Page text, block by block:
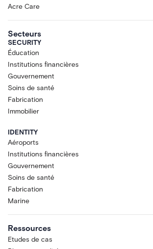
Acre Care
Secteurs
SECURITY
Éducation
Institutions financières
Gouvernement
Soins de santé
Fabrication
Immobilier
IDENTITY
Aéroports
Institutions financières
Gouvernement
Soins de santé
Fabrication
Marine
Ressources
Etudes de cas